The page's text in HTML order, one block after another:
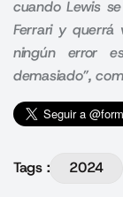
cuando Lewis
Ferrari y querrá
ningún error
demasiado”,
Tags : 2024